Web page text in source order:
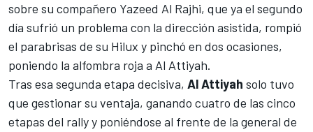
sobre su compañero Yazeed Al Rajhi, que ya el segundo
día sufrió un problema con la dirección asistida, rompió
el parabrisas de su Hilux y pinchó en dos ocasiones,
poniendo la alfombra roja a Al Attiyah.
Tras esa segunda etapa decisiva, Al Attiyah solo tuvo
que gestionar su ventaja, ganando cuatro de las cinco
etapas del rally y poniéndose al frente de la general de